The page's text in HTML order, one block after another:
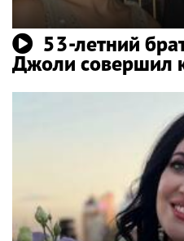
53-летний
Джоли совершил